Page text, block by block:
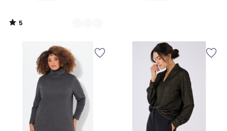
5
/